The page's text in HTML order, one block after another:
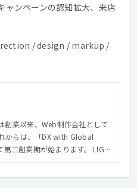
ャンペーンの認知拡大、来店
/ design / markup /
創業以来、Web制作会社として
からは、「DX with Global
二創業期が始まります。 LIG